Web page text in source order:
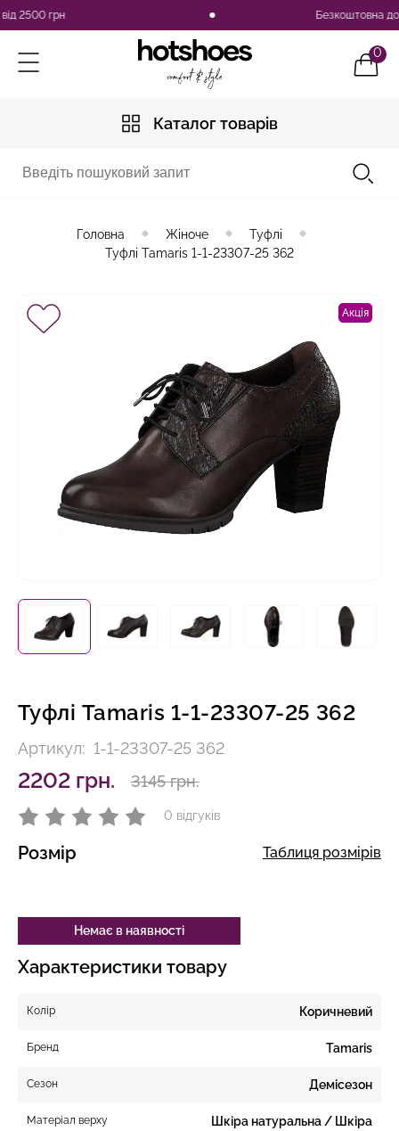
грн Безкоштовна
0
Каталог товарів
Головна Жіноче
Туфлі
Туфлі Tamaris 1-1-23307-25 362
Акція
Туфлі Tamaris 1-1-23307-25 362
Артикул: 1-1-23307-25 362
2202 грн. 3145 грн.
0 відгуків
Розмір Таблиця розмірів
Немає в наявності
Характеристики товару
Колір Коричневий
Бренд Tamaris
Сезон Демісезон
Матеріал верху
Шкіра натуральна / Шкіра